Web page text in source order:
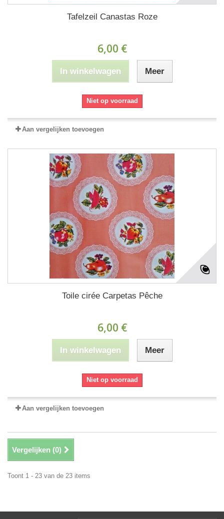
Tafelzeil Canastas Roze
6,00 €
In winkelwagen Meer
Niet op voorraad
Aan vergelijken toevoegen
Toile cirée Carpetas Pêche
6,00 €
In winkelwagen Meer
Niet op voorraad
Aan vergelijken toevoegen
Vergelijken (0)
Toont 1 - 23 van de 23 items